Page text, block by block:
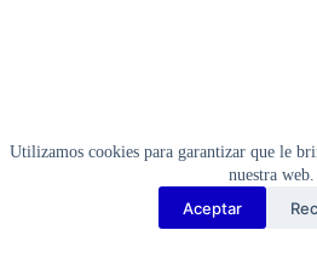
Utilizamos cookies para garantizar que le
nuestra web.
Aceptar
Copyright Barbosa Tools©